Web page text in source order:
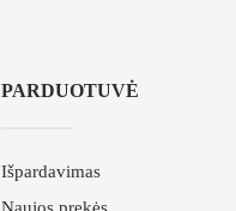
PARDUOTUVĖ
Išpardavimas
Naujos prekės